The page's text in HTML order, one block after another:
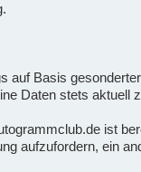
Basis
Daten stets aktuell
ist
aufzufordern, ein